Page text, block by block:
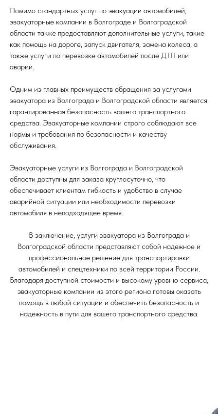
Помимо стандартных услуг по эвакуации автомобилей,
эвакуаторные компании в Волгограде и Волгоградской
области также предоставляют дополнительные услуги, такие
как помощь на дороге, запуск двигателя, замена колеса, а
также услуги по перевозке автомобилей после ДТП или
аварии.
Одним из главных преимуществ обращения за услугами
эвакуатора из Волгограда и Волгоградской области является
гарантированная безопасность вашего транспортного
средства. Эвакуаторные компании строго соблюдают все
нормы и требования по безопасности и качеству
обслуживания.
Эвакуаторные услуги из Волгограда и Волгоградской
области доступны для заказа круглосуточно, что
обеспечивает клиентам гибкость и удобство в случае
аварийной ситуации или необходимости перевозки
автомобиля в неподходящее время.
В заключение, услуги эвакуатора из Волгограда и
Волгоградской области представляют собой надежное и
профессиональное решение для транспортировки
автомобилей и спецтехники по всей территории России.
Благодаря доступной стоимости и высокому уровню сервиса,
эвакуаторные компании из этого региона готовы оказать
помощь в любой ситуации и обеспечить безопасность и
надежность в пути для вашего транспортного средства.